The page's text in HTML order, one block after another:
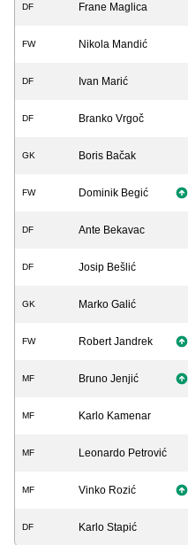
DF Frane Maglica
FW Nikola Mandić
DF Ivan Marić
DF Branko Vrgoč
GK Boris Bačak
FW Dominik Begić
DF Ante Bekavac
DF Josip Bešlić
GK Marko Galić
FW Robert Jandrek
MF Bruno Jenjić
MF Karlo Kamenar
MF Leonardo Petrović
MF Vinko Rozić
DF Karlo Stapić